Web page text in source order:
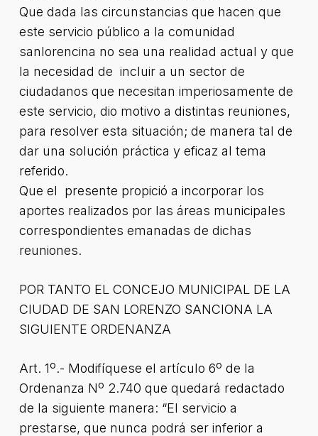
Que dada las circunstancias que hacen que
este servicio público a la comunidad
sanlorencina no sea una realidad actual y que
la necesidad de incluir a un sector de
ciudadanos que necesitan imperiosamente de
este servicio, dio motivo a distintas reuniones,
para resolver esta situación; de manera tal de
dar una solución práctica y eficaz al tema
referido.
Que el presente propició a incorporar los
aportes realizados por las áreas municipales
correspondientes emanadas de dichas
reuniones.
POR TANTO EL CONCEJO MUNICIPAL DE LA
CIUDAD DE SAN LORENZO SANCIONA LA
SIGUIENTE ORDENANZA
Art. 1º.- Modifíquese el artículo 6º de la
Ordenanza Nº 2.740 que quedará redactado
de la siguiente manera: “El servicio a
prestarse, que nunca podrá ser inferior a